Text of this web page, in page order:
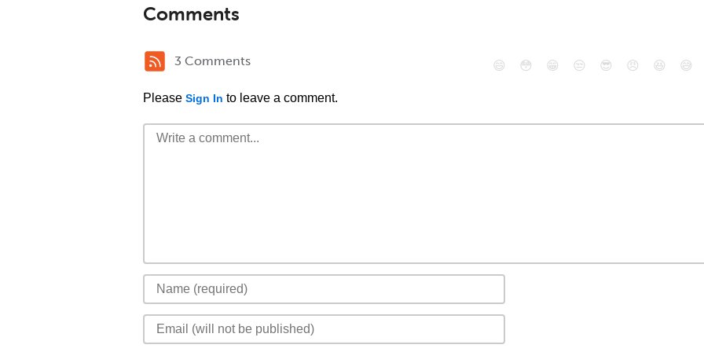
Comments
3 Comments
Please Sign In to leave a comment.
😄 😳 😁 😒 😎 😠 😆 😅